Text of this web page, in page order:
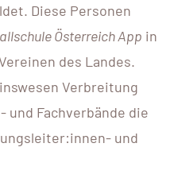
Diese Personen
Österreich App in
des Landes.
Verbreitung
Fachverbände die
und